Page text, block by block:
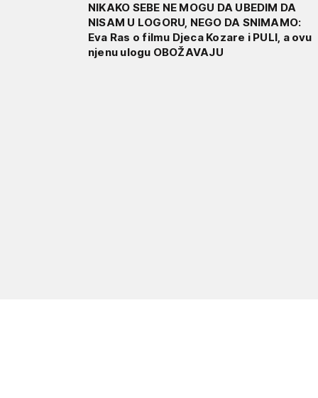
NIKAKO SEBE NE MOGU DA UBEDIM DA
NISAM U LOGORU, NEGO DA SNIMAMO:
Eva Ras o filmu Djeca Kozare i PULI, a ovu
njenu ulogu OBOŽAVAJU